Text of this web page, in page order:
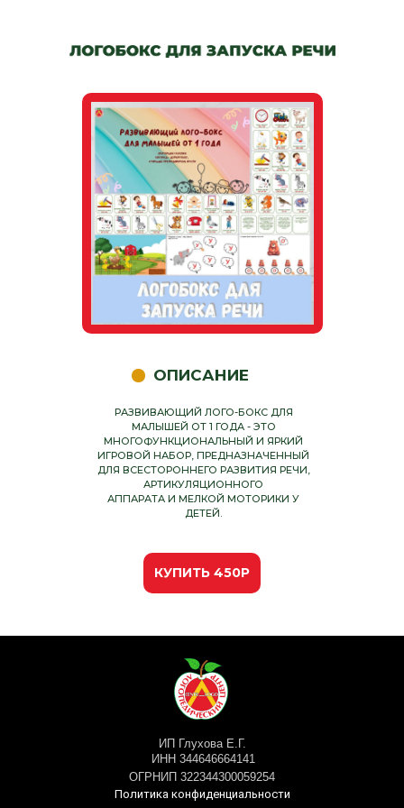
КУПИТЬ 450Р
РАЗВИВАЮЩИЙ ЛОГО-БОКС ДЛЯ
МАЛЫШЕЙ ОТ 1 ГОДА - ЭТО
МНОГОФУНКЦИОНАЛЬНЫЙ И ЯРКИЙ
ИГРОВОЙ НАБОР, ПРЕДНАЗНАЧЕННЫЙ
ДЛЯ ВСЕСТОРОННЕГО РАЗВИТИЯ РЕЧИ,
АРТИКУЛЯЦИОННОГО
АППАРАТА И МЕЛКОЙ МОТОРИКИ У
ДЕТЕЙ.
ОПИСАНИЕ
ИП Глухова Е.Г.
Политика конфиденциальности
ИНН 344646664141
ОГРНИП 322344300059254